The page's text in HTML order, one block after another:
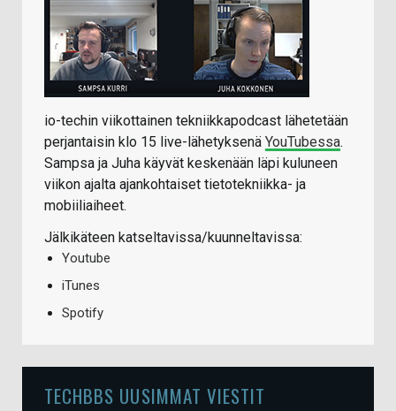
io-techin viikottainen tekniikkapodcast lähetetään
perjantaisin klo 15 live-lähetyksenä YouTubessa.
Sampsa ja Juha käyvät keskenään läpi kuluneen
viikon ajalta ajankohtaiset tietotekniikka- ja
mobiiliaiheet.
Jälkikäteen katseltavissa/kuunneltavissa:
Youtube
iTunes
Spotify
TECHBBS UUSIMMAT VIESTIT